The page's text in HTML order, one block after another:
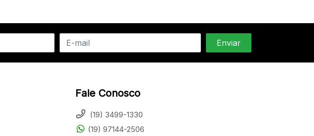
Fale Conosco
(19) 3499-1330
(19) 97144-2506